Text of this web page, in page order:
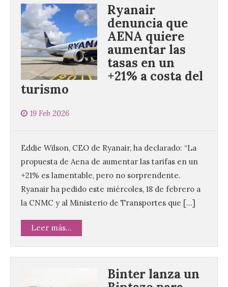
Ryanair
denuncia que
AENA quiere
aumentar las
tasas en un
+21% a costa del
turismo
19 Feb 2026
Eddie Wilson, CEO de Ryanair, ha declarado: “La
propuesta de Aena de aumentar las tarifas en un
+21% es lamentable, pero no sorprendente.
Ryanair ha pedido este miércoles, 18 de febrero a
la CNMC y al Ministerio de Transportes que […]
Leer más...
Binter lanza un